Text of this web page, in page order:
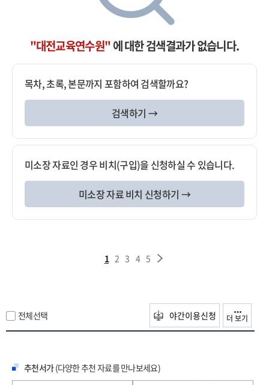
"대전교육연수원"에 대한 검색결과가 없습니다.
목차, 초록, 본문까지 포함하여 검색할까요?
검색하기 →
미소장 자료인 경우 비치(구입)을 신청하실 수 있습니다.
미소장 자료 비치 신청하기 →
1 2 3 4 5
전체선택 야간이용신청 더 보기
추천서가(다양한 추천 자료를 만나보세요)